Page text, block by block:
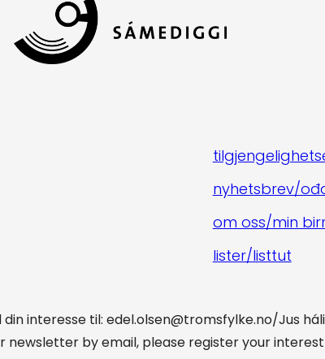
nyhetsbrev/
om oss/min
lister/listtut
interesse til: edel.olsen@tromsfylke.no/Jus
by email, please register your